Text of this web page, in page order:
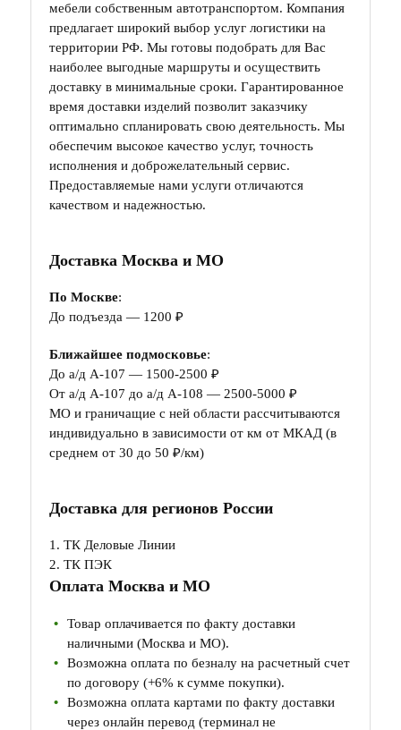
мебели собственным автотранспортом. Компания
предлагает широкий выбор услуг логистики на
территории РФ. Мы готовы подобрать для Вас
наиболее выгодные маршруты и осуществить
доставку в минимальные сроки. Гарантированное
время доставки изделий позволит заказчику
оптимально спланировать свою деятельность. Мы
обеспечим высокое качество услуг, точность
исполнения и доброжелательный сервис.
Предоставляемые нами услуги отличаются
качеством и надежностью.
Доставка Москва и МО
По Москве:
До подъезда — 1200 ₽
Ближайшее подмосковье:
До а/д А-107 — 1500-2500 ₽
От а/д А-107 до а/д А-108 — 2500-5000 ₽
МО и граничащие с ней области рассчитываются
индивидуально в зависимости от км от МКАД (в
среднем от 30 до 50 ₽/км)
Доставка для регионов России
1. ТК Деловые Линии
2. ТК ПЭК
Оплата Москва и МО
Товар оплачивается по факту доставки
наличными (Москва и МО).
Возможна оплата по безналу на расчетный счет
по договору (+6% к сумме покупки).
Возможна оплата картами по факту доставки
через онлайн перевод (терминал не